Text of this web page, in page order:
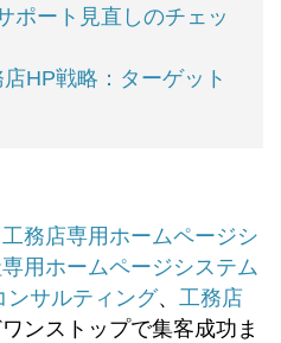
ポート見直しのチェッ
HP戦略：ターゲット
工務店専用ホームページシ
用ホームページシステム
ンサルティング、 工務店
ンストップで集客成功ま